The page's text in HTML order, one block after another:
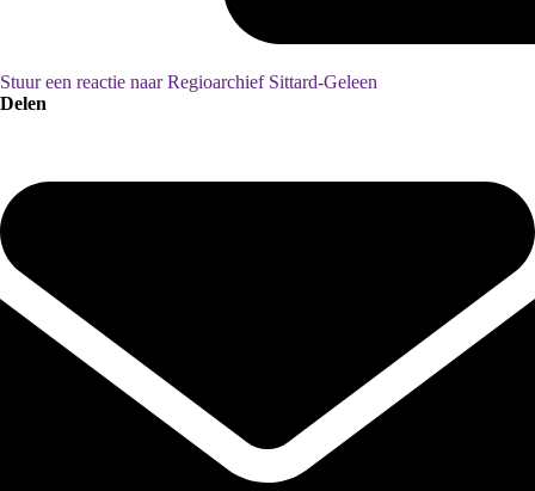
Stuur een reactie naar Regioarchief Sittard-Geleen
Delen